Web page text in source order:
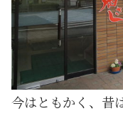
今はともかく、昔